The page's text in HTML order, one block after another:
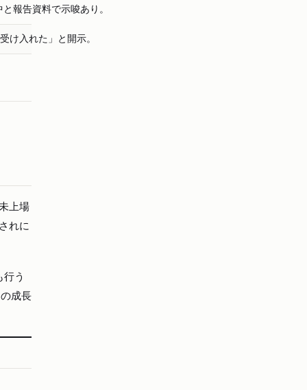
報告資料で示唆あり。
け入れた」と開示。
上場
れに
う
成長